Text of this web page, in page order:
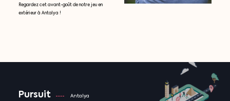
Regardez cet avant-goût de notre jeu en
extérieur à Antalya !
Pursuit Antalya